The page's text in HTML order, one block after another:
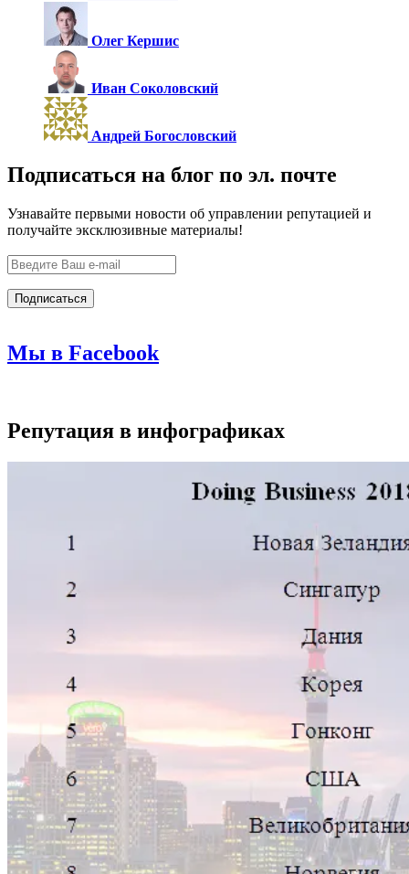
Олег Кершис
Иван Соколовский
Андрей Богословский
Подписаться на блог по эл. почте
Узнавайте первыми новости об управлении репутацией и
получайте эксклюзивные материалы!
Мы в Facebook
Репутация в инфографиках